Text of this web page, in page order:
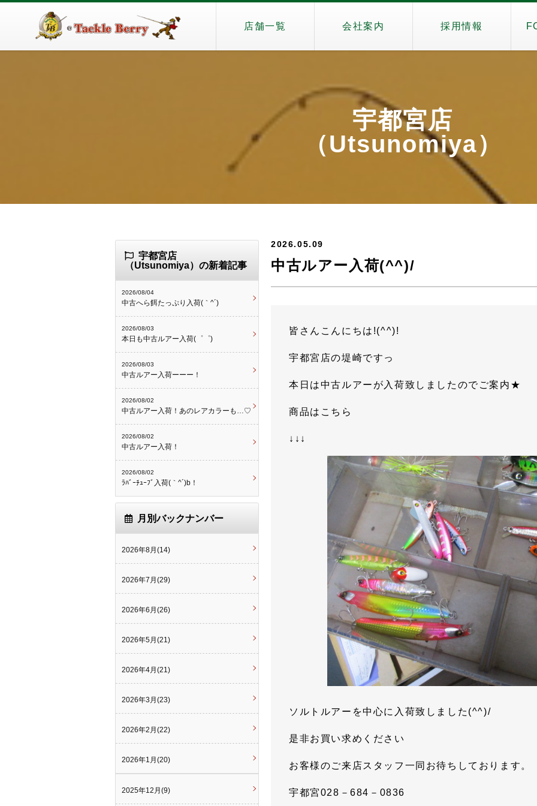
店舗一覧 会社案内 採用情報
宇都宮店
（Utsunomiya）
2026.05.09
中古ルアー入荷(^^)/
皆さんこんにちは!(^^)!
宇都宮店の堤崎ですっ
本日は中古ルアーが入荷致しましたのでご案内★
商品はこちら
↓↓↓
ソルトルアーを中心に入荷致しました(^^)/
是非お買い求めください
お客様のご来店スタッフ一同お待ちしております。
宇都宮028－684－0836
宇都宮店
（Utsunomiya）の新着記事
2026/08/04
中古へら餌たっぷり入荷(｀^´)
2026/08/03
本日も中古ルアー入荷(゜゜)
2026/08/03
中古ルアー入荷ーーー！
2026/08/02
中古ルアー入荷！あのレアカラーも…♡
2026/08/02
中古ルアー入荷！
2026/08/02
ﾗﾊﾞｰﾁｭｰﾌﾞ入荷(｀^´)b！
月別バックナンバー
2026年8月(14)
2026年7月(29)
2026年6月(26)
2026年5月(21)
2026年4月(21)
2026年3月(23)
2026年2月(22)
2026年1月(20)
2025年12月(9)